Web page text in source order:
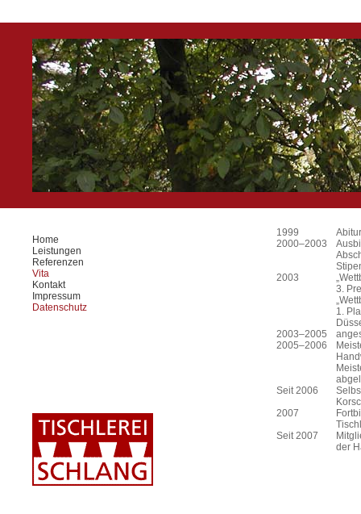
Home
Leistungen
Referenzen
Vita
Kontakt
Impressum
Datenschutz
1999
2000–2003
2003
2003–2005
2005–2006
Seit 2006
2007
Seit 2007
Abitur
3.
1.
der